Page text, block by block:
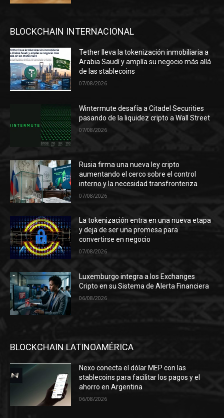
BLOCKCHAIN INTERNACIONAL
Tether lleva la tokenización inmobiliaria a
Arabia Saudí y amplía su negocio más allá
de las stablecoins
07/08/2026
Wintermute desafía a Citadel Securities
pasando de la liquidez cripto a Wall Street
07/08/2026
Rusia firma una nueva ley cripto
aumentando el cerco sobre el control
interno y la necesidad transfronteriza
07/08/2026
La tokenización entra en una nueva etapa
y deja de ser una promesa para
convertirse en negocio
07/08/2026
Luxemburgo integra a los Exchanges
Cripto en su Sistema de Alerta Financiera
06/08/2026
BLOCKCHAIN LATINOAMÉRICA
Nexo conecta el dólar MEP con las
stablecoins para facilitar los pagos y el
ahorro en Argentina
06/08/2026